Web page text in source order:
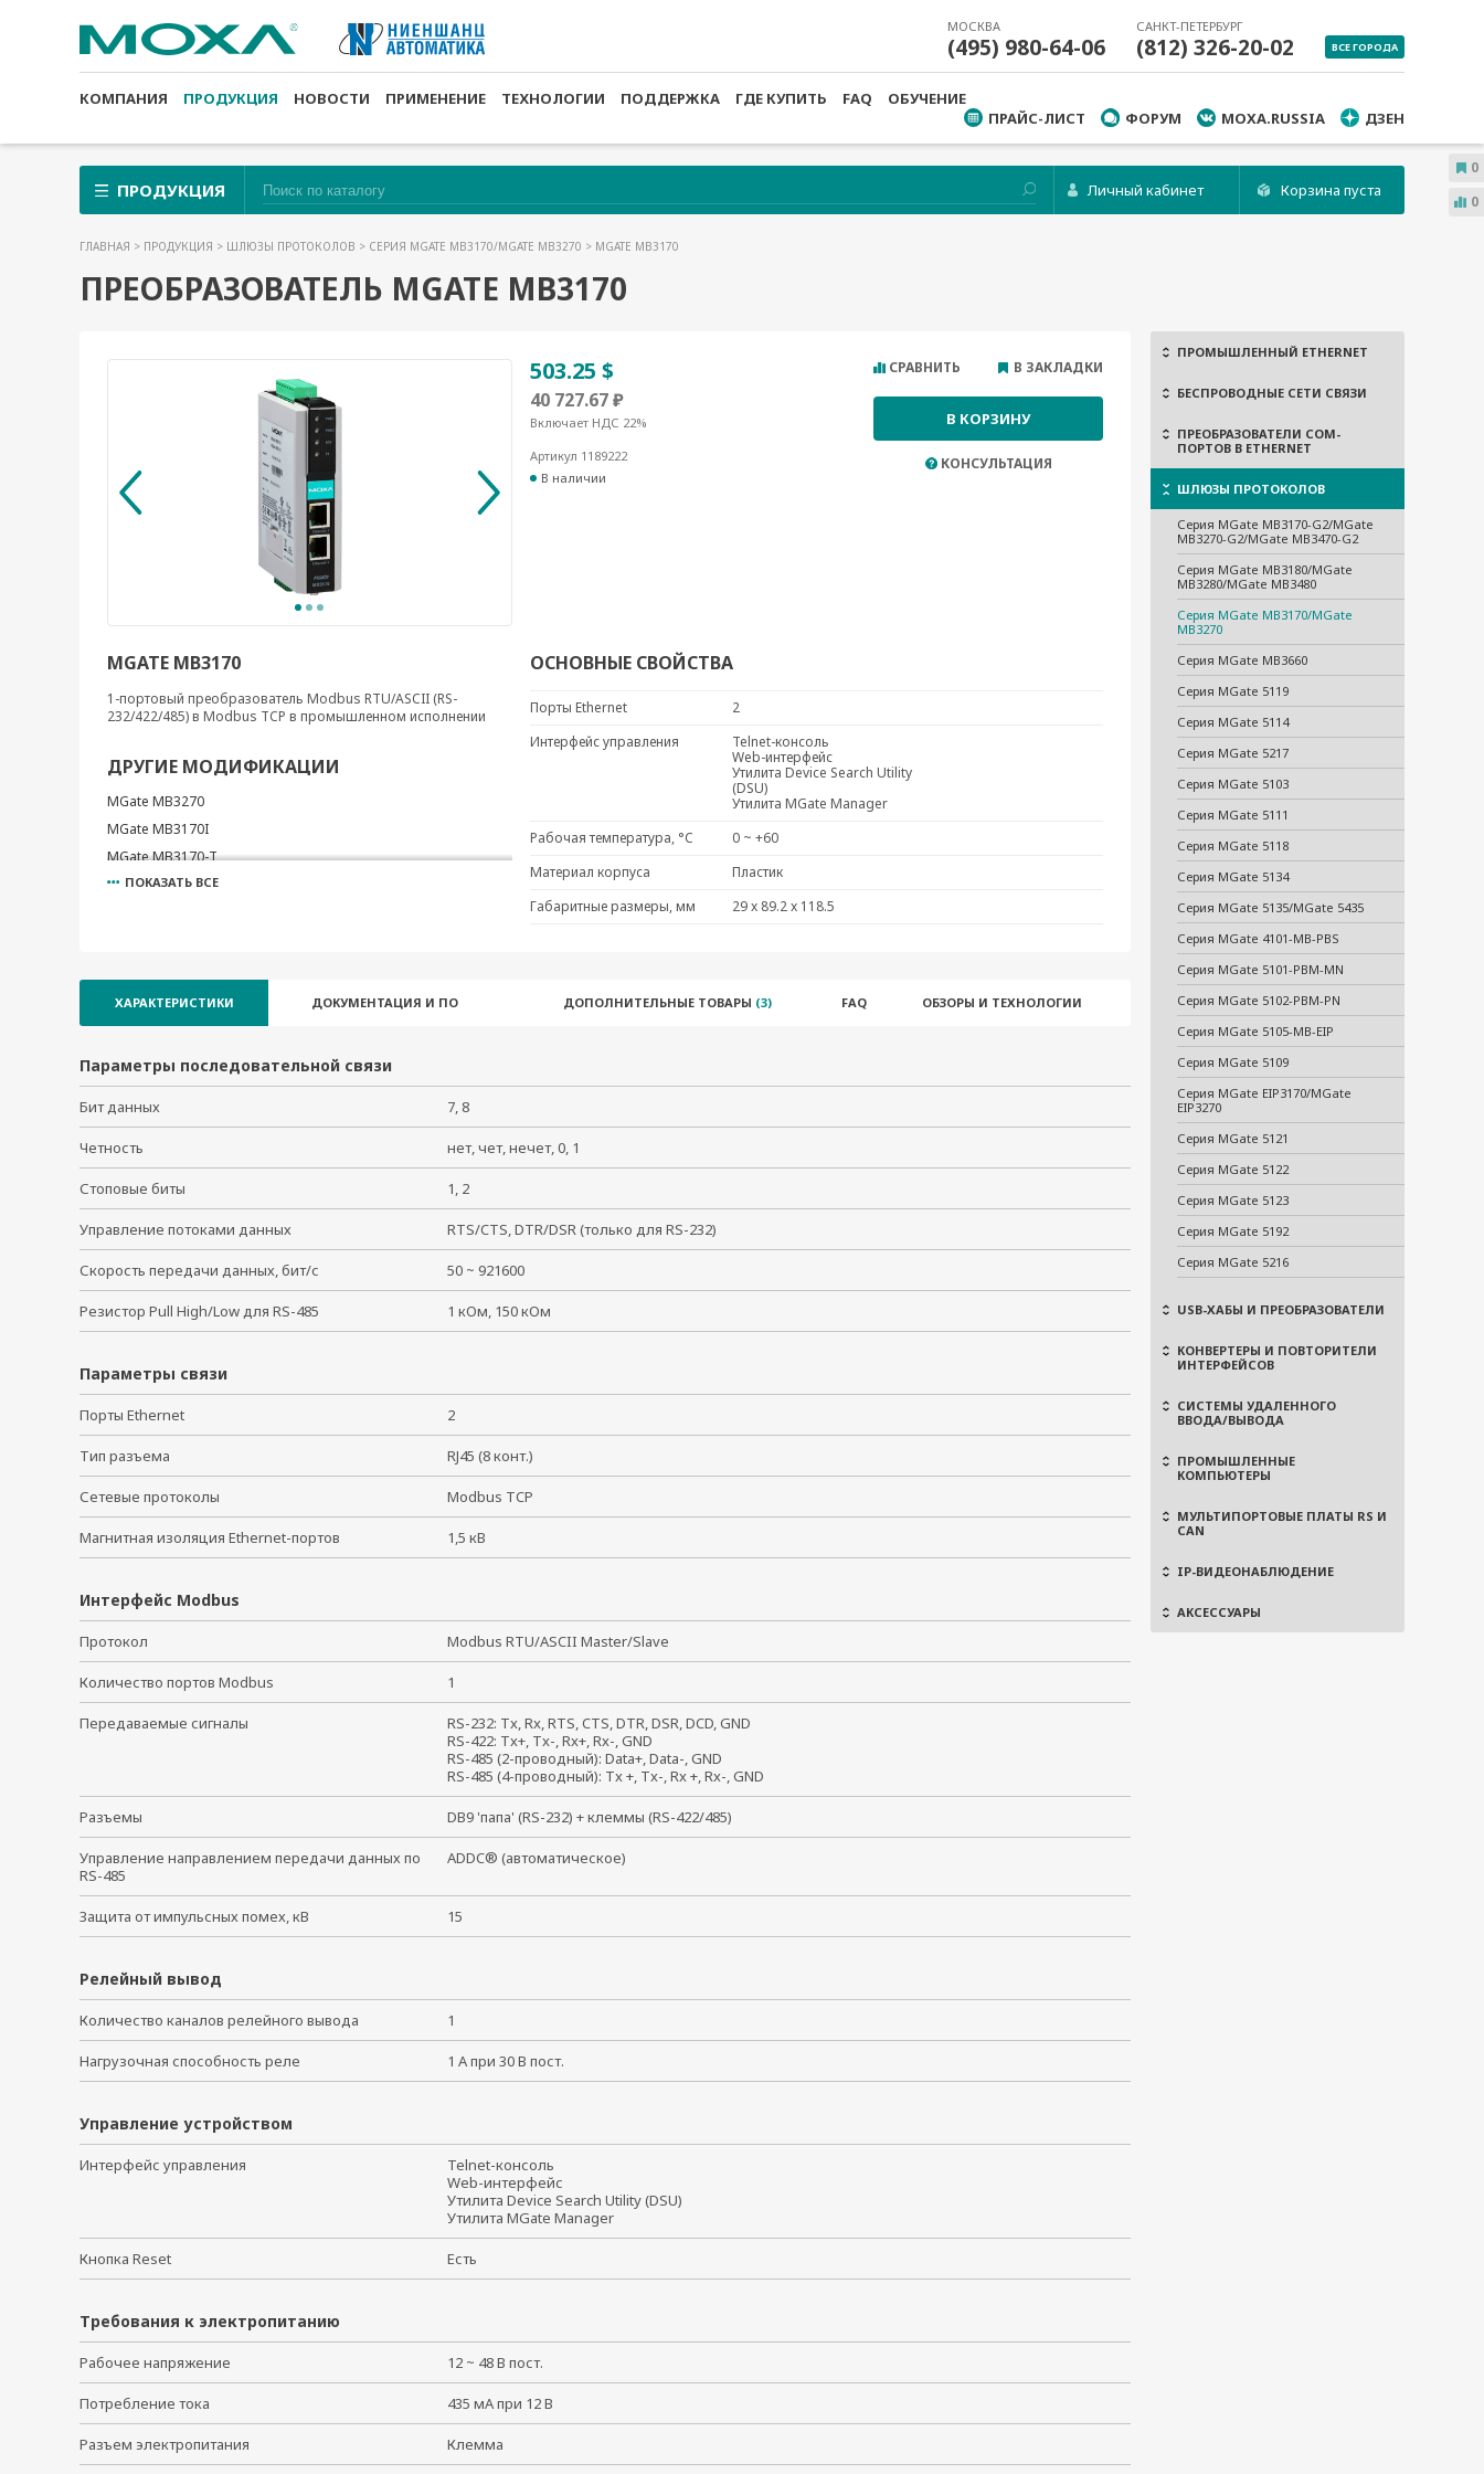
МОСКВА
(495) 980-64-06
САНКТ-ПЕТЕРБУРГ
(812) 326-20-02 ВСЕ ГОРОДА
КОМПАНИЯ ПРОДУКЦИЯ НОВОСТИ ПРИМЕНЕНИЕ ТЕХНОЛОГИИ ПОДДЕРЖКА ГДЕ КУПИТЬ FAQ
ОБУЧЕНИЕ
ПРАЙС-ЛИСТ
ФОРУМ MOXA.RUSSIA ДЗЕН
ПРОДУКЦИЯ Личный кабинет Корзина пуста
ГЛАВНАЯ > ПРОДУКЦИЯ > ШЛЮЗЫ ПРОТОКОЛОВ > СЕРИЯ MGATE MB3170/MGATE MB3270 > MGATE MB3170
ПРЕОБРАЗОВАТЕЛЬ MGATE MB3170
ПРОМЫШЛЕННЫЙ ETHERNET
БЕСПРОВОДНЫЕ СЕТИ СВЯЗИ
ПРЕОБРАЗОВАТЕЛИ COM-
ПОРТОВ В ETHERNET
ШЛЮЗЫ ПРОТОКОЛОВ
Серия MGate MB3170-G2/MGate
MB3270-G2/MGate MB3470-G2
Серия MGate MB3180/MGate
MB3280/MGate MB3480
Серия MGate MB3170/MGate
MB3270
Серия MGate MB3660
Серия MGate 5119
Серия MGate 5114
Серия MGate 5217
Серия MGate 5103
Серия MGate 5111
Серия MGate 5118
Серия MGate 5134
Серия MGate 5135/MGate 5435
Серия MGate 4101-MB-PBS
Серия MGate 5101-PBM-MN
Серия MGate 5102-PBM-PN
Серия MGate 5105-MB-EIP
Серия MGate 5109
Серия MGate EIP3170/MGate
EIP3270
Серия MGate 5121
Серия MGate 5122
Серия MGate 5123
Серия MGate 5192
Серия MGate 5216
USB-ХАБЫ И ПРЕОБРАЗОВАТЕЛИ
КОНВЕРТЕРЫ И ПОВТОРИТЕЛИ
ИНТЕРФЕЙСОВ
СИСТЕМЫ УДАЛЕННОГО
ВВОДА/ВЫВОДА
ПРОМЫШЛЕННЫЕ
КОМПЬЮТЕРЫ
МУЛЬТИПОРТОВЫЕ ПЛАТЫ RS И
CAN
IP-ВИДЕОНАБЛЮДЕНИЕ
АКСЕССУАРЫ
503.25 $
40 727.67 ₽
Включает НДС 22%
Артикул 1189222
В наличии
СРАВНИТЬ В ЗАКЛАДКИ
В КОРЗИНУ
КОНСУЛЬТАЦИЯ
MGATE MB3170
1-портовый преобразователь Modbus RTU/ASCII (RS-
232/422/485) в Modbus TCP в промышленном исполнении
ДРУГИЕ МОДИФИКАЦИИ
MGate MB3270
MGate MB3170I
MGate MB3170-T
MGate MB3170I-T
MGate MB3170I-M-SC
MGate MB3170I-M-SC-T
MGate MB3170I-S-SC-T
MGate MB3170-M-SC
MGate MB3170-M-SC-T
MGate MB3170-M-ST-T
MGate MB3170-S-SC
MGate MB3170-S-SC-T
ПОКАЗАТЬ ВСЕ
ОСНОВНЫЕ СВОЙСТВА
Порты Ethernet
2
Интерфейс управления
Telnet-консоль
Web-интерфейс
Утилита Device Search Utility
(DSU)
Утилита MGate Manager
Рабочая температура, °C
0 ~ +60
Материал корпуса
Пластик
Габаритные размеры, мм
29 x 89.2 x 118.5
ХАРАКТЕРИСТИКИ ДОКУМЕНТАЦИЯ И ПО ДОПОЛНИТЕЛЬНЫЕ ТОВАРЫ (3) FAQ ОБЗОРЫ И ТЕХНОЛОГИИ
Параметры последовательной связи
Бит данных 7, 8
Четность нет, чет, нечет, 0, 1
Стоповые биты 1, 2
Управление потоками данных RTS/CTS, DTR/DSR (только для RS-232)
Скорость передачи данных, бит/с 50 ~ 921600
Резистор Pull High/Low для RS-485 1 кОм, 150 кОм
Параметры связи
Порты Ethernet 2
Тип разъема RJ45 (8 конт.)
Сетевые протоколы Modbus TCP
Магнитная изоляция Ethernet-портов 1,5 кВ
Интерфейс Modbus
Протокол Modbus RTU/ASCII Master/Slave
Количество портов Modbus 1
Передаваемые сигналы
RS-232: Tx, Rx, RTS, CTS, DTR, DSR, DCD, GND
RS-422: Tx+, Tx-, Rx+, Rx-, GND
RS-485 (2-проводный): Data+, Data-, GND
RS-485 (4-проводный): Tx +, Tx-, Rx +, Rx-, GND
Разъемы DB9 'папа' (RS-232) + клеммы (RS-422/485)
Управление направлением передачи данных по
RS-485
ADDC® (автоматическое)
Защита от импульсных помех, кВ 15
Релейный вывод
Количество каналов релейного вывода 1
Нагрузочная способность реле 1 А при 30 В пост.
Управление устройством
Интерфейс управления
Telnet-консоль
Web-интерфейс
Утилита Device Search Utility (DSU)
Утилита MGate Manager
Кнопка Reset Есть
Требования к электропитанию
Рабочее напряжение 12 ~ 48 В пост.
Потребление тока 435 мА при 12 В
Разъем электропитания Клемма
0
0